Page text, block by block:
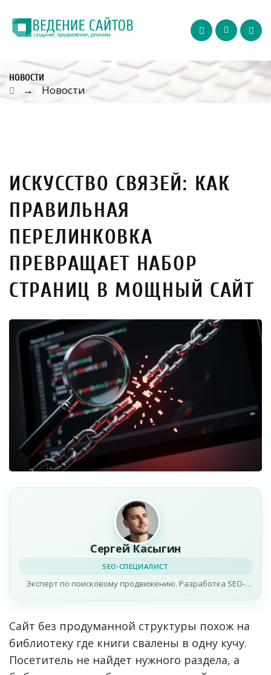
НОВОСТИ
→ Новости
ИСКУССТВО СВЯЗЕЙ: КАК
ПРАВИЛЬНАЯ
ПЕРЕЛИНКОВКА
ПРЕВРАЩАЕТ НАБОР
СТРАНИЦ В МОЩНЫЙ САЙТ
Сергей Касыгин
SEO-СПЕЦИАЛИСТ
Эксперт по поисковому продвижению. Разработка SEO-
Сайт без продуманной структуры похож на
библиотеку где книги свалены в одну кучу.
Посетитель не найдет нужного раздела, а